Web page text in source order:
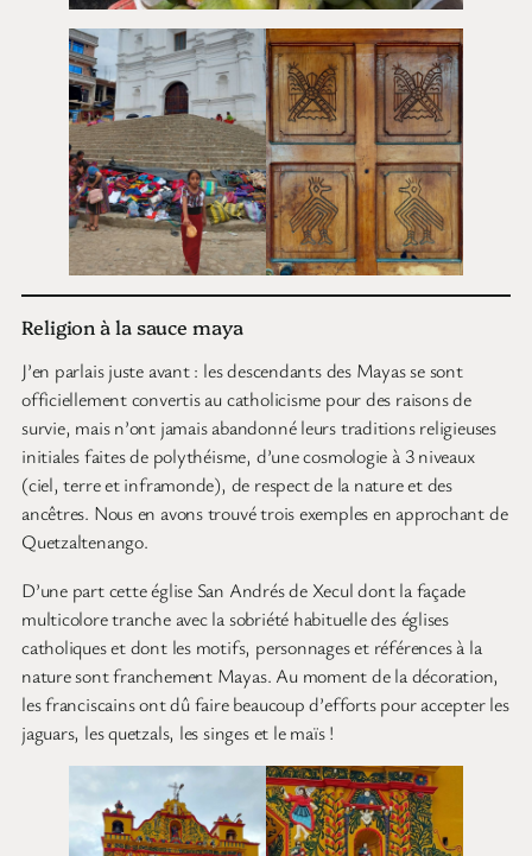
Religion à la sauce maya
J’en parlais juste avant : les descendants des Mayas se sont
officiellement convertis au catholicisme pour des raisons de
survie, mais n’ont jamais abandonné leurs traditions religieuses
initiales faites de polythéisme, d’une cosmologie à 3 niveaux
(ciel, terre et inframonde), de respect de la nature et des
ancêtres. Nous en avons trouvé trois exemples en approchant de
Quetzaltenango.
D’une part cette église San Andrés de Xecul dont la façade
multicolore tranche avec la sobriété habituelle des églises
catholiques et dont les motifs, personnages et références à la
nature sont franchement Mayas. Au moment de la décoration,
les franciscains ont dû faire beaucoup d’efforts pour accepter les
jaguars, les quetzals, les singes et le maïs !